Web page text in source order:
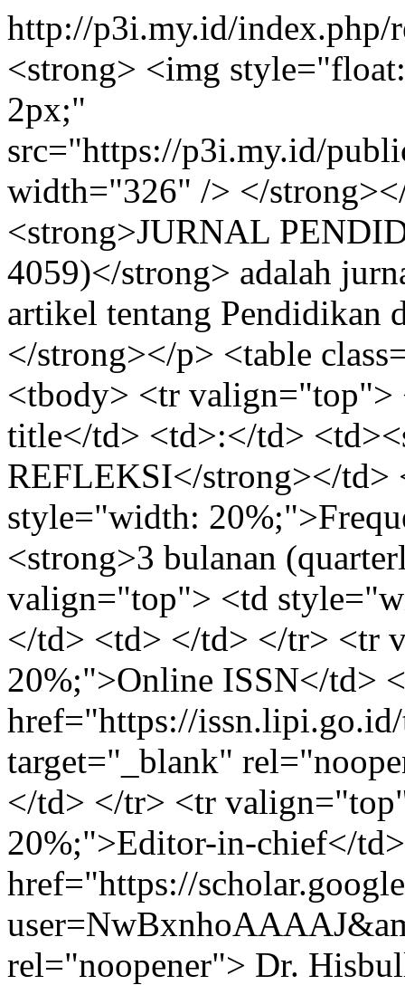
http://p3i.my.id/
<strong> <img
2px;"
src="https://p3i.my.id/
width="326" /> </
<strong>JURNAL
4059)</strong> adalah
artikel tentang Pendidikan
</strong></p> <table
<tbody> <tr
title</td> <td>:</td>
REFLEKSI</strong></
style="width:
<strong>3 bulanan
valign="top"> <td
</td> <td> </td> </tr> <tr
20%;">Online ISSN</td>
href="https://
target="_blank"
</td> </tr> <tr
20%;">Editor-in-chief</
href="https://
rel="noopener"> Dr.